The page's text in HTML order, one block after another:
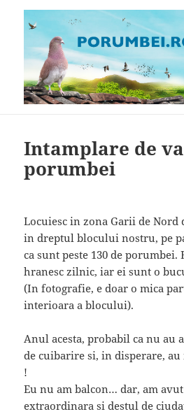
Intamplare de
porumbei
Locuiesc in zona Garii de Nord
in dreptul blocului nostru, pe
ca sunt peste 130 de
hranesc zilnic, iar ei sunt o
(In fotografie, e doar o mica
interioara a blocului).
Anul acesta, probabil ca nu au
de cuibarire si, in disperare,
!
Eu nu am balcon… dar, am
extraordinara si destul de